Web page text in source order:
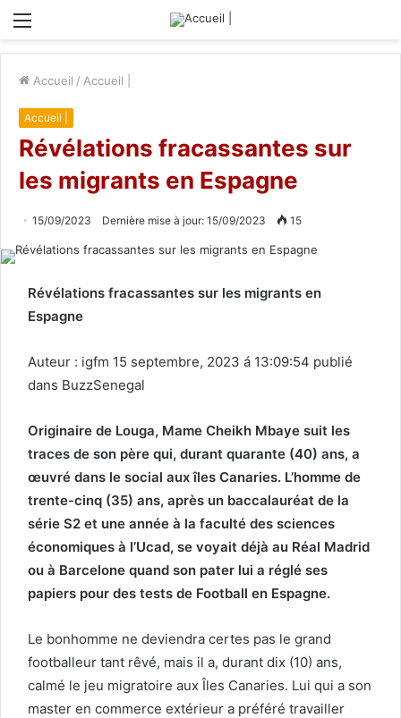
Menu
Accueil / Accueil |
Accueil |
Révélations fracassantes sur
les migrants en Espagne
15/09/2023 Dernière mise à jour: 15/09/2023 15
Révélations fracassantes sur les migrants en
Espagne
Auteur : igfm 15 septembre, 2023 á 13:09:54 publié
dans BuzzSenegal
Originaire de Louga, Mame Cheikh Mbaye suit les
traces de son père qui, durant quarante (40) ans, a
œuvré dans le social aux îles Canaries. L’homme de
trente-cinq (35) ans, après un baccalauréat de la
série S2 et une année à la faculté des sciences
économiques à l’Ucad, se voyait déjà au Réal Madrid
ou à Barcelone quand son pater lui a réglé ses
papiers pour des tests de Football en Espagne.
Le bonhomme ne deviendra certes pas le grand
footballeur tant rêvé, mais il a, durant dix (10) ans,
calmé le jeu migratoire aux Îles Canaries. Lui qui a son
master en commerce extérieur a préféré travailler